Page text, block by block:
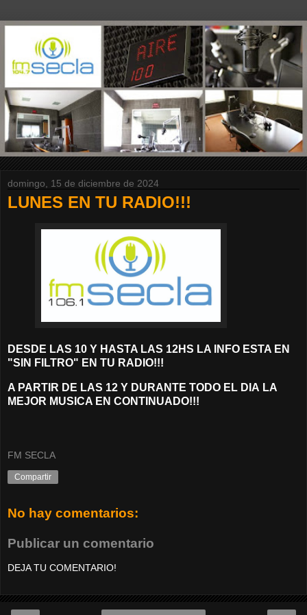
domingo, 15 de diciembre de 2024
LUNES EN TU RADIO!!!
DESDE LAS 10 Y HASTA LAS 12HS LA INFO ESTA EN
"SIN FILTRO" EN TU RADIO!!!
A PARTIR DE LAS 12 Y DURANTE TODO EL DIA LA
MEJOR MUSICA EN CONTINUADO!!!
FM SECLA
Compartir
No hay comentarios:
Publicar un comentario
DEJA TU COMENTARIO!